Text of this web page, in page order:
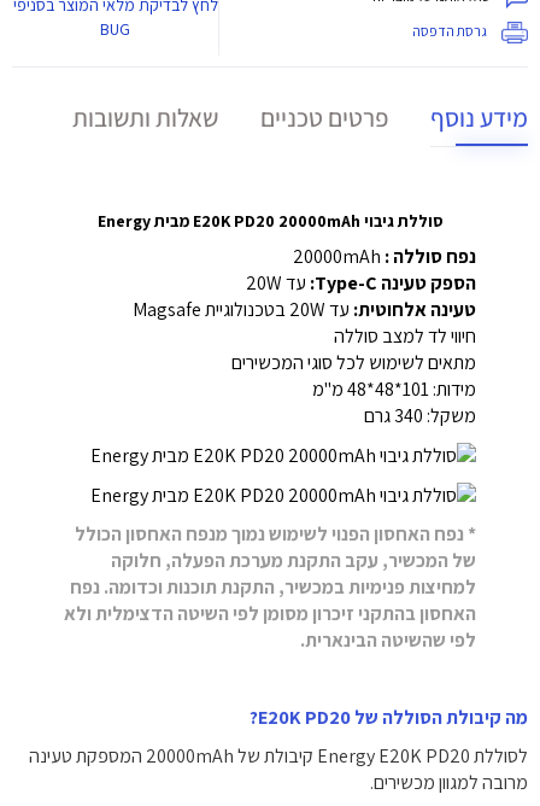
גרסת הדפסה
לחץלבדיקת מלאי המוצר בסניפי
BUG
מידע נוסף פרטים טכניים שאלות ותשובות
סוללת גיבוי E20K PD20 20000mAh מבית Energy
נפח סוללה :
הספק טעינה Type-C:
עד 20W
טעינה אלחוטית: עד 20W בטכנולוגיית Magsafe
חיווי לד למצב סוללה
מתאים לשימוש לכל סוגי המכשירים
מידות: 101*48*48 מ"מ
משקל: 340 גרם
* נפח האחסון הפנוי לשימוש נמוך מנפח האחסון הכולל
של המכשיר, עקב התקנת מערכת הפעלה, חלוקה
למחיצות פנימיות במכשיר, התקנת תוכנות וכדומה. נפח
האחסון בהתקני זיכרון מסומן לפי השיטה הדצימלית ולא
לפי שהשיטה הבינארית.
מה קיבולת הסוללה של E20K PD20?
לסוללת Energy E20K PD20 קיבולת של 20000mAh המספקת טעינה
מרובה למגוון מכשירים.